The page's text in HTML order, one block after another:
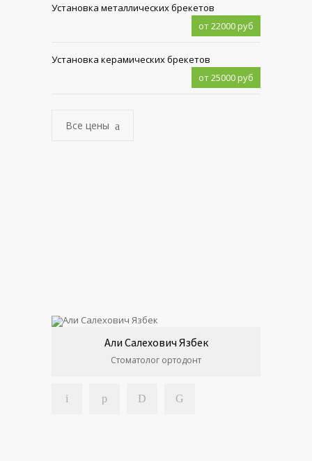
Установка металлических брекетов
от 22000 руб
Установка керамических брекетов
от 25000 руб
Все цены
Али Салехович Язбек
Стоматолог ортодонт